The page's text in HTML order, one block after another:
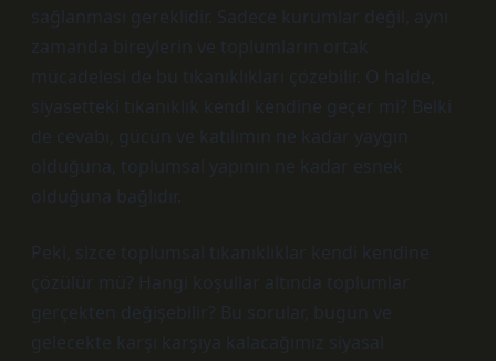
sağlanması gereklidir. Sadece kurumlar değil, aynı
zamanda bireylerin ve toplumların ortak
mücadelesi de bu tıkanıklıkları çözebilir. O halde,
siyasetteki tıkanıklık kendi kendine geçer mi? Belki
de cevabı, gücün ve katılımın ne kadar yaygın
olduğuna, toplumsal yapının ne kadar esnek
olduğuna bağlıdır.
Peki, sizce toplumsal tıkanıklıklar kendi kendine
çözülür mü? Hangi koşullar altında toplumlar
gerçekten değişebilir? Bu sorular, bugün ve
gelecekte karşı karşıya kalacağımız siyasal